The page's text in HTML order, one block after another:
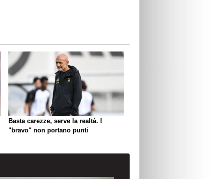
Basta carezze, serve la realtà. I
"bravo" non portano punti